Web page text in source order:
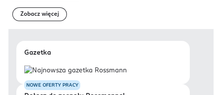
Zobacz więcej
Gazetka
NOWE OFERTY PRACY